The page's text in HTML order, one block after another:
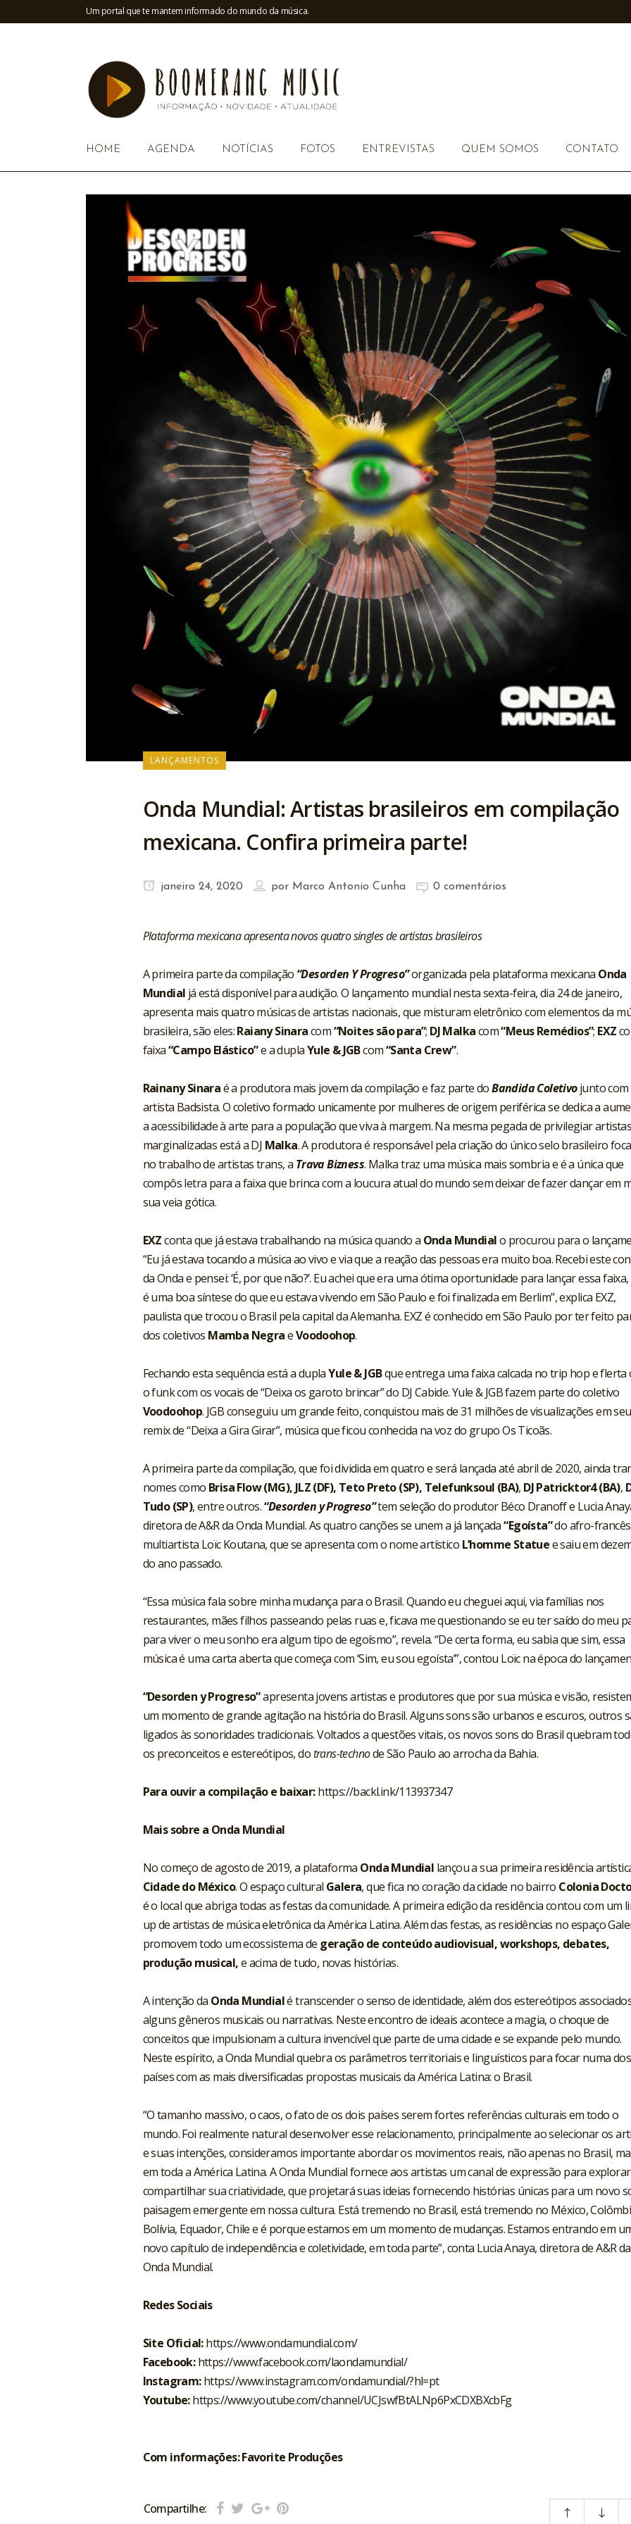
Um portal que te mantem informado do mundo da música.
HOME AGENDA NOTÍCIAS FOTOS ENTREVISTAS QUEM SOMOS CONTATO
LANÇAMENTOS
Onda Mundial: Artistas brasileiros em compilação
mexicana. Confira primeira parte!
janeiro 24, 2020 por Marco Antonio Cunha 0 comentários
Plataforma mexicana apresenta novos quatro singles de artistas brasileiros
A primeira parte da compilação “Desorden Y Progreso”organizada pela plataforma mexicana Onda
Mundial já está disponível para audição. O lançamento mundial nesta sexta-feira, dia 24 de janeiro,
apresenta mais quatro músicas de artistas nacionais, que misturam eletrônico com elementos da
brasileira, são eles:Raiany Sinaracom“Noites são para”; DJ Malkacom“Meus Remédios”; EXZ
faixa“Campo Elástico”e a duplaYule & JGBcom“Santa Crew”.
Rainany Sinaraé a produtora mais jovem da compilação e faz parte doBandida Coletivojunto com
artista Badsista. O coletivo formado unicamente por mulheres de origem periférica se dedica a
a acessibilidade à arte para a população que viva à margem. Na mesma pegada de privilegiar artistas
marginalizadas está a DJ Malka. A produtora é responsável pela criação do único selo brasileiro
no trabalho de artistas trans, a Trava Bizness. Malka traz uma música mais sombria e é a única que
compôs letra para a faixa que brinca com a loucura atual do mundo sem deixar de fazer dançar em
sua veia gótica.
EXZconta que já estava trabalhando na música quando a Onda Mundialo procurou para o
“Eu já estava tocando a música ao vivo e via que a reação das pessoas era muito boa. Recebi este
da Onda e pensei: ‘É, por que não?’. Eu achei que era uma ótima oportunidade para lançar essa
é uma boa síntese do que eu estava vivendo em São Paulo e foi finalizada em Berlim”, explica EXZ,
paulista que trocou o Brasil pela capital da Alemanha. EXZ é conhecido em São Paulo por ter feito
dos coletivos Mamba NegraeVoodoohop.
Fechando esta sequência está a duplaYule&JGBque entrega uma faixa calcada no trip hop e flerta
o funk com os vocais de “Deixa os garoto brincar” do DJ Cabide. Yule & JGB fazem parte do coletivo
Voodoohop. JGB conseguiu um grande feito, conquistou mais de 31 milhões de visualizações em seu
remix de “Deixa a Gira Girar”, música que ficou conhecida na voz do grupo Os Ticoãs.
A primeira parte da compilação, que foi dividida em quatro e será lançada até abril de 2020, ainda
nomes como Brisa Flow (MG), JLZ (DF), Teto Preto (SP), Telefunksoul (BA), DJ Patricktor4 (BA),
Tudo (SP), entre outros.“Desorden y Progreso”tem seleção do produtor Béco Dranoff e Lucia
diretora de A&R da Onda Mundial. As quatro canções se unem a já lançada“Egoísta”do afro-
multiartista Loïc Koutana, que se apresenta com o nome artístico L’homme Statuee saiu em
do ano passado.
“Essa música fala sobre minha mudança para o Brasil. Quando eu cheguei aqui, via famílias nos
restaurantes, mães filhos passeando pelas ruas e, ficava me questionando se eu ter saído do meu
para viver o meu sonho era algum tipo de egoísmo”, revela. “De certa forma, eu sabia que sim, essa
música é uma carta aberta que começa com ‘Sim, eu sou egoísta’”, contou Loïc na época do
“Desorden y Progreso”apresenta jovens artistas e produtores que por sua música e visão,
um momento de grande agitação na história do Brasil. Alguns sons são urbanos e escuros, outros
ligados às sonoridades tradicionais. Voltados a questões vitais, os novos sons do Brasil quebram
os preconceitos e estereótipos, dotrans-technode São Paulo ao arrocha da Bahia.
Para ouvir a compilação e baixar:https://backl.ink/113937347
Mais sobre a Onda Mundial
No começo de agosto de 2019, a plataforma Onda Mundial lançou a sua primeira residência
Cidade do México. O espaço cultural Galera, que fica no coração da cidade no bairro Colonia
é o local que abriga todas as festas da comunidade. A primeira edição da residência contou com um
up de artistas de música eletrônica da América Latina. Além das festas, as residências no espaço
promovem todo um ecossistema de geração de conteúdo audiovisual, workshops, debates,
produção musical,e acima de tudo, novas histórias.
A intenção da Onda Mundialé transcender o senso de identidade, além dos estereótipos
alguns gêneros musicais ou narrativas. Neste encontro de ideais acontece a magia, o choque de
conceitos que impulsionam a cultura invencível que parte de uma cidade e se expande pelo mundo.
Neste espírito, a Onda Mundial quebra os parâmetros territoriais e linguísticos para focar numa dos
países com as mais diversificadas propostas musicais da América Latina: o Brasil.
“O tamanho massivo, o caos, o fato de os dois países serem fortes referências culturais em todo o
mundo. Foi realmente natural desenvolver esse relacionamento, principalmente ao selecionar os
e suas intenções, consideramos importante abordar os movimentos reais, não apenas no Brasil,
em toda a América Latina. A Onda Mundial fornece aos artistas um canal de expressão para
compartilhar sua criatividade, que projetará suas ideias fornecendo histórias únicas para um novo
paisagem emergente em nossa cultura. Está tremendo no Brasil, está tremendo no México,
Bolívia, Equador, Chile e é porque estamos em um momento de mudanças. Estamos entrando em
novo capítulo de independência e coletividade, em toda parte”, conta Lucia Anaya, diretora de A&R da
Onda Mundial.
Redes Sociais
Site Oficial:https://www.ondamundial.com/
Facebook: https://www.facebook.com/laondamundial/
Instagram: https://www.instagram.com/ondamundial/?hl=pt
Youtube:https://www.youtube.com/channel/UCJswfBtALNp6PxCDXBXcbFg
Com informações: Favorite Produções
Compartilhe: